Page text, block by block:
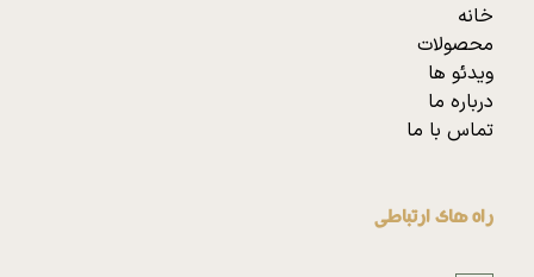
خانه
محصولات
ویدئو ها
درباره ما
تماس با ما
راه های ارتباطی